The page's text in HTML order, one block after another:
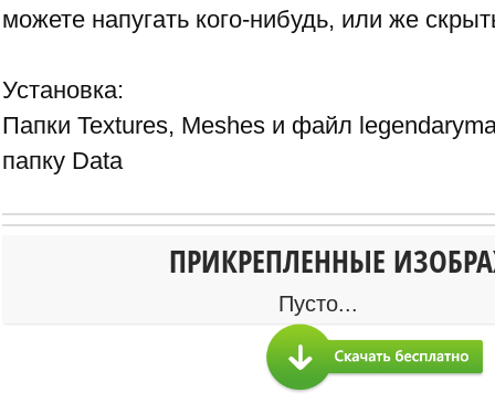
можете напугать кого-нибудь, или же
Установка:
Папки Textures, Meshes и файл
папку Data
ПРИКРЕПЛЕННЫЕ
Пусто...